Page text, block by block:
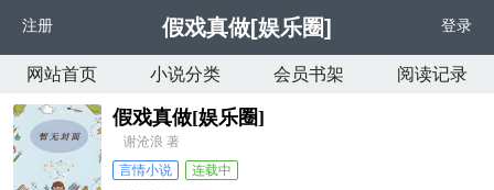
注册 假戏真做[娱乐圈] 登录
网站首页 小说分类 会员书架 阅读记录
假戏真做[娱乐圈]
谢沧浪 著
言情小说
连载中